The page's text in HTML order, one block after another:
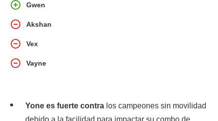
Gwen
Akshan
Vex
Vayne
Yone es fuerte contra los campeones sin movilidad
debido a la facilidad para impactar su combo de